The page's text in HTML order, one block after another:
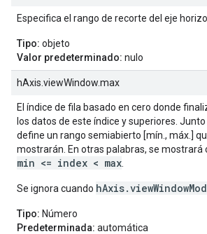
Especifica el rango de recorte del eje
Tipo: objeto
Valor predeterminado: nulo
hAxis.viewWindow.max
El índice de fila basado en cero donde
los datos de este índice y superiores. Junto
define un rango semiabierto [mín., máx.]
mostrarán. En otras palabras, se
min <= index < max
Se ignora cuando
Tipo: Número
Predeterminada: automática